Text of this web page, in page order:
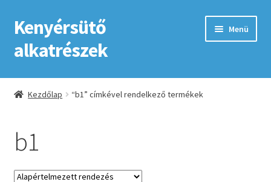
Ugrás
a
navigációhoz
Kilépés
a
tartalomba
Kenyérsütő
alkatrészek
Menü
Kezdőlap
ÁSZF
Fiókom
Kezdőlap “b1” címkével rendelkező termékek
b1